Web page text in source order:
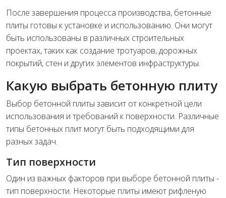
После завершения процесса производства, бетонные
плиты готовы к установке и использованию. Они могут
быть использованы в различных строительных
проектах, таких как создание тротуаров, дорожных
покрытий, стен и других элементов инфраструктуры.
Какую выбрать бетонную плиту
Выбор бетонной плиты зависит от конкретной цели
использования и требований к поверхности. Различные
типы бетонных плит могут быть подходящими для
разных задач.
Тип поверхности
Один из важных факторов при выборе бетонной плиты -
тип поверхности. Некоторые плиты имеют рифленую